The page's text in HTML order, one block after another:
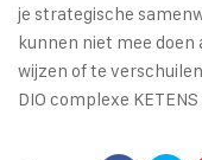
je strategische
kunnen niet mee doen
wijzen of te
DIO complexe